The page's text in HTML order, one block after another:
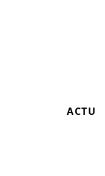
ACTU